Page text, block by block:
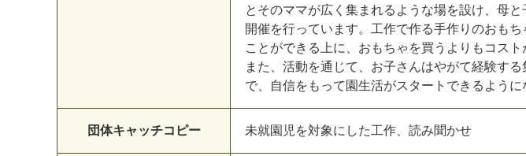
とそのママが広く集まれるような場を設け、母
開催を行っています。工作で作る手作りのおも
ことができる上に、おもちゃを買うよりもコス
また、活動を通じて、お子さんはやがて経験す
で、自信をもって園生活がスタートできるように
団体キャッチコピー 未就園児を対象にした工作、読み聞かせ